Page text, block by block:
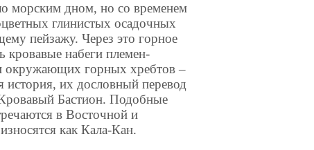
морским дном, но со временем
глинистых осадочных
пейзажу. Через это горное
кровавые набеги племен-
окружающих горных хребтов –
их дословный перевод
Бастион. Подобные
в Восточной и
как Кала-Кан.